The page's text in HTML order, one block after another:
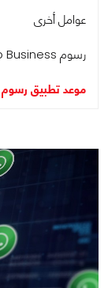
عوامل أخرى
رسوم WhatsApp Business
موعد تطبيق رسوم WhatsApp Business